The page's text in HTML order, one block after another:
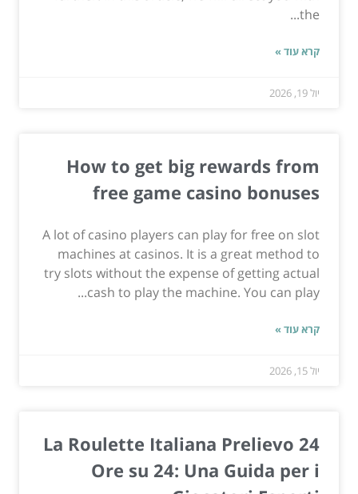
the...
קרא עוד »
יול 19, 2026
How to get big rewards from
free game casino bonuses
A lot of casino players can play for free on slot
machines at casinos. It is a great method to
try slots without the expense of getting actual
cash to play the machine. You can play...
קרא עוד »
יול 15, 2026
La Roulette Italiana Prelievo 24
Ore su 24: Una Guida per i